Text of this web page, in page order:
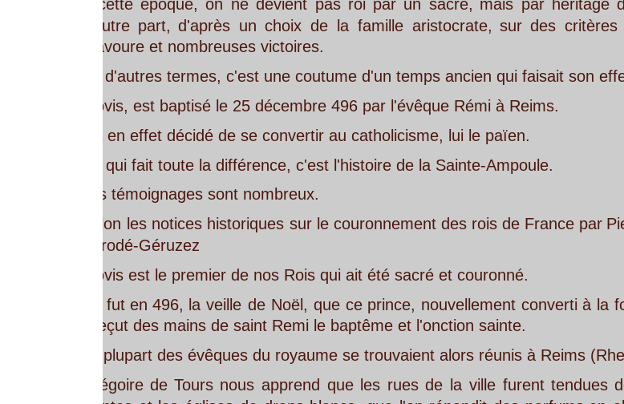
on ne devient pas roi par un sacre, mais par héritage d'une part, et
d'après un choix de la famille aristocrate, sur des critères particuliers :
et nombreuses victoires.
termes, c'est une coutume d'un temps ancien qui faisait son effet.
est baptisé le 25 décembre 496 par l'évêque Rémi à Reims.
en effet décidé de se convertir au catholicisme, lui le païen.
qui fait toute la différence, c'est l'histoire de la Sainte-Ampoule.
témoignages sont nombreux.
historiques sur le couronnement des rois de France par Pierre Augustin
est le premier de nos Rois qui ait été sacré et couronné.
veille de Noël, que ce prince, nouvellement converti à la foi chrétienne,
des mains de saint Remi le baptême et l'onction sainte.
des évêques du royaume se trouvaient alors réunis à Reims (Rheims).
Tours nous apprend que les rues de la ville furent tendues de tapisseries